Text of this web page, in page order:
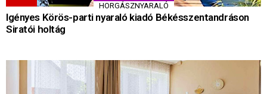
HORGÁSZNYARALÓ
Igényes Körös-parti nyaraló kiadó Békésszentandráson
Siratói holtág